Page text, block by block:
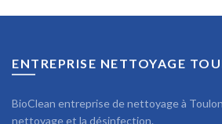
ENTREPRISE NETTOYAGE
BioClean entreprise de nettoyage à
nettoyage et la désinfection.